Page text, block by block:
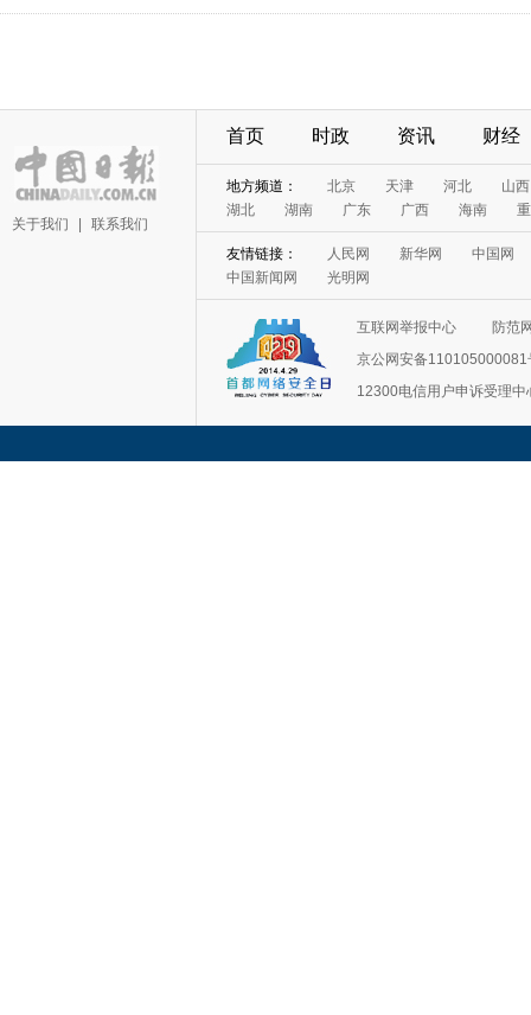
关于我们 联系我们
首页 时政 资讯 财经
互联网举报中心
防范
京公网安备110105000081
12300电信用户申诉受理中